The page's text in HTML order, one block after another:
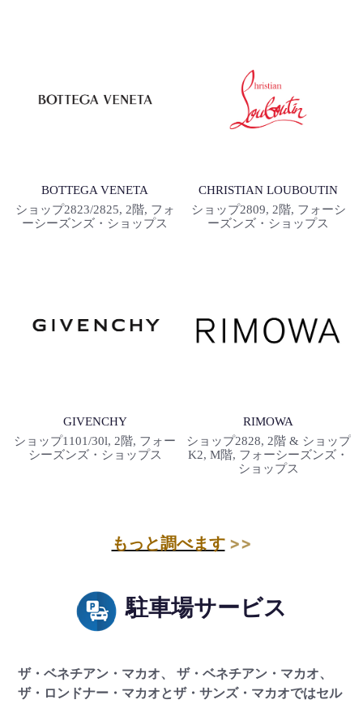
BOTTEGA VENETA
ショップ2823/2825, 2階, フォ
ーシーズンズ・ショップス
CHRISTIAN LOUBOUTIN
ショップ2809, 2階, フォーシ
ーズンズ・ショップス
GIVENCHY
ショップ1101/30l, 2階, フォー
シーズンズ・ショップス
RIMOWA
ショップ2828, 2階 & ショップ
K2, M階, フォーシーズンズ・
ショップス
もっと調べます>>
駐車場サービス
ザ・ベネチアン・マカオ、 ザ・ベネチアン・マカオ、
ザ・ロンドナー・マカオとザ・サンズ・ マカオではセル